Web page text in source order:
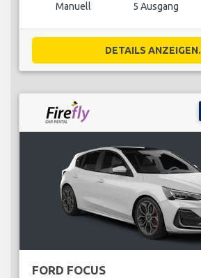
Manuell 5 Ausgang
DETAILS
FORD FOCUS